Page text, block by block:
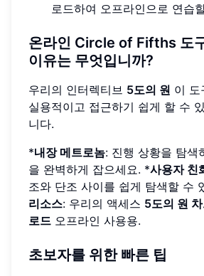
로드하여 오프라인으로 연습
온라인 Circle of Fifths 도
이유는 무엇입니까?
우리의 인터렉티브 5도의 원 이 도
실용적이고 접근하기 쉽게 할 수
니다.
*내장 메트로놈: 진행 상황을 탐색
을 완벽하게 잡으세요. *사용자 친
조와 단조 사이를 쉽게 탐색할 수
리소스: 우리의 액세스 5도의 원
로드 오프라인 사용용.
초보자를 위한 빠른 팁